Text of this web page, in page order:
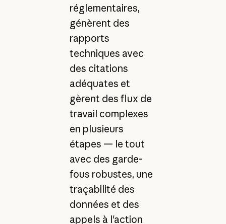
réglementaires,
génèrent des
rapports
techniques avec
des citations
adéquates et
gèrent des flux de
travail complexes
en plusieurs
étapes — le tout
avec des garde-
fous robustes, une
traçabilité des
données et des
appels à l'action